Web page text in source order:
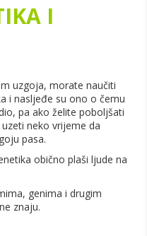
I
uzgoja, morate naučiti
i nasljeđe su ono o čemu
pa ako želite poboljšati
neko vrijeme da
pasa.
obično plaši ljude na
genima i drugim
znaju.